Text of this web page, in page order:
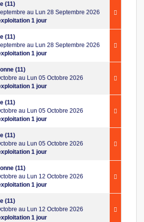
(11)
au Lun 28 Septembre 2026
1 jour
(11)
au Lun 28 Septembre 2026
1 jour
(11)
au Lun 05 Octobre 2026
1 jour
(11)
au Lun 05 Octobre 2026
1 jour
(11)
au Lun 05 Octobre 2026
1 jour
(11)
au Lun 12 Octobre 2026
1 jour
(11)
au Lun 12 Octobre 2026
1 jour